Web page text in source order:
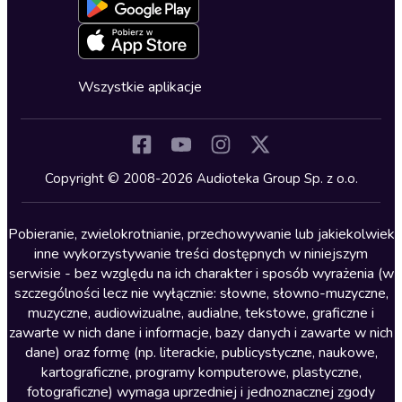
Kryminały
Lektury szkolne
Literatura anglojęzyczna
Literatura faktu
Literatura obyczajowa
Literatura piękna obca
Literatura piękna polska
Nagrania relaksacyjne
Deklaracja dostępności
Oferta dla firm i bibliotek
Zapowiedzi
Cykle audiobooków
Wszystkie aplikacje
Copyright © 2008-2026 Audioteka Group Sp. z o.o.
Pobieranie, zwielokrotnianie, przechowywanie lub jakiekolwiek
inne wykorzystywanie treści dostępnych w niniejszym
serwisie - bez względu na ich charakter i sposób wyrażenia (w
szczególności lecz nie wyłącznie: słowne, słowno-muzyczne,
muzyczne, audiowizualne, audialne, tekstowe, graficzne i
zawarte w nich dane i informacje, bazy danych i zawarte w nich
dane) oraz formę (np. literackie, publicystyczne, naukowe,
kartograficzne, programy komputerowe, plastyczne,
fotograficzne) wymaga uprzedniej i jednoznacznej zgody